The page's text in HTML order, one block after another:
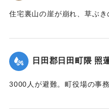
住宅裏山の崖が崩れ、草ぶ
｜固有コード:
日田郡日田町隈 照
3000人が避難。町役場の事